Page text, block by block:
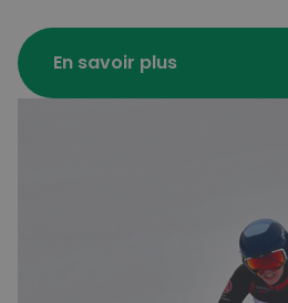
En savoir plus